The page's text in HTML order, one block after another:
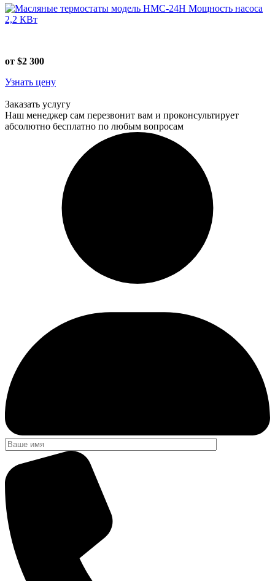
от $2 300
Узнать цену
Заказать услугу
Наш менеджер сам перезвонит вам и проконсультирует
абсолютно бесплатно по любым вопросам